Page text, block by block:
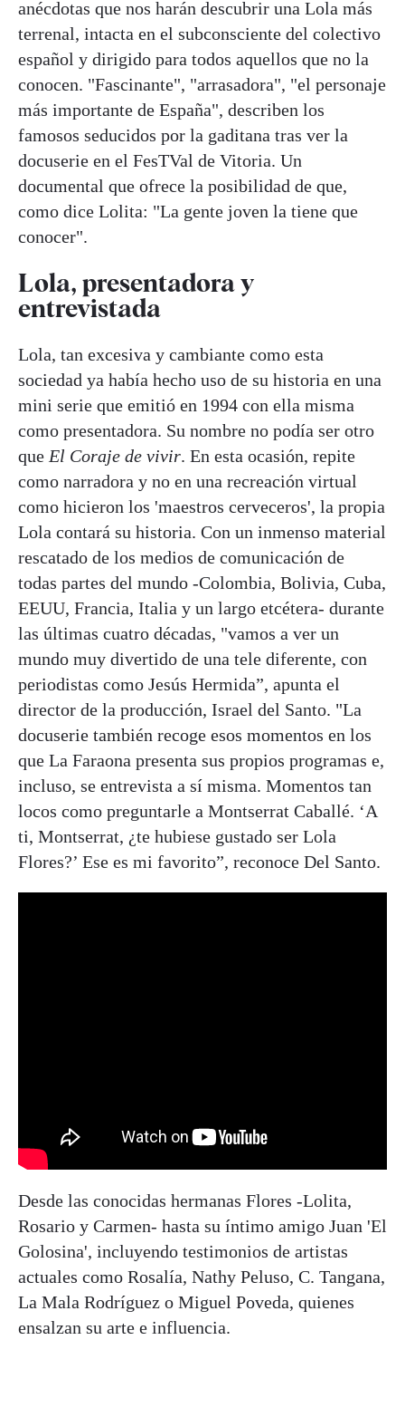
anécdotas que nos harán descubrir una Lola más
terrenal, intacta en el subconsciente del colectivo
español y dirigido para todos aquellos que no la
conocen. "Fascinante", "arrasadora", "el personaje
más importante de España", describen los
famosos seducidos por la gaditana tras ver la
docuserie en el FesTVal de Vitoria. Un
documental que ofrece la posibilidad de que,
como dice Lolita: "La gente joven la tiene que
conocer".
Lola, presentadora y
entrevistada
Lola, tan excesiva y cambiante como esta
sociedad ya había hecho uso de su historia en una
mini serie que emitió en 1994 con ella misma
como presentadora. Su nombre no podía ser otro
que El Coraje de vivir. En esta ocasión, repite
como narradora y no en una recreación virtual
como hicieron los 'maestros cerveceros', la propia
Lola contará su historia. Con un inmenso material
rescatado de los medios de comunicación de
todas partes del mundo -Colombia, Bolivia, Cuba,
EEUU, Francia, Italia y un largo etcétera- durante
las últimas cuatro décadas, "vamos a ver un
mundo muy divertido de una tele diferente, con
periodistas como Jesús Hermida”, apunta el
director de la producción, Israel del Santo. "La
docuserie también recoge esos momentos en los
que La Faraona presenta sus propios programas e,
incluso, se entrevista a sí misma. Momentos tan
locos como preguntarle a Montserrat Caballé. ‘A
ti, Montserrat, ¿te hubiese gustado ser Lola
Flores?’ Ese es mi favorito”, reconoce Del Santo.
Desde las conocidas hermanas Flores -Lolita,
Rosario y Carmen- hasta su íntimo amigo Juan 'El
Golosina', incluyendo testimonios de artistas
actuales como Rosalía, Nathy Peluso, C. Tangana,
La Mala Rodríguez o Miguel Poveda, quienes
ensalzan su arte e influencia.